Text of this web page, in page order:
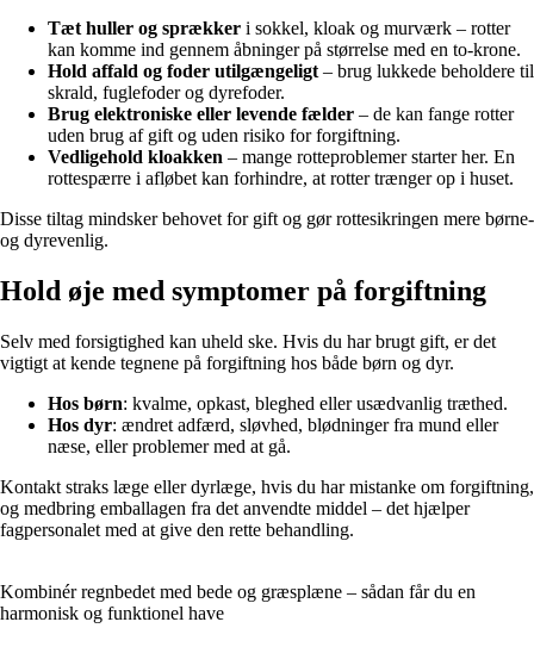
Tæt huller og sprækker i sokkel, kloak og murværk – rotter
kan komme ind gennem åbninger på størrelse med en to-krone.
Hold affald og foder utilgængeligt – brug lukkede beholdere til
skrald, fuglefoder og dyrefoder.
Brug elektroniske eller levende fælder – de kan fange rotter
uden brug af gift og uden risiko for forgiftning.
Vedligehold kloakken – mange rotteproblemer starter her. En
rottespærre i afløbet kan forhindre, at rotter trænger op i huset.
Disse tiltag mindsker behovet for gift og gør rottesikringen mere børne-
og dyrevenlig.
Hold øje med symptomer på forgiftning
Selv med forsigtighed kan uheld ske. Hvis du har brugt gift, er det
vigtigt at kende tegnene på forgiftning hos både børn og dyr.
Hos børn: kvalme, opkast, bleghed eller usædvanlig træthed.
Hos dyr: ændret adfærd, sløvhed, blødninger fra mund eller
næse, eller problemer med at gå.
Kontakt straks læge eller dyrlæge, hvis du har mistanke om forgiftning,
og medbring emballagen fra det anvendte middel – det hjælper
fagpersonalet med at give den rette behandling.
Kombinér regnbedet med bede og græsplæne – sådan får du en
harmonisk og funktionel have